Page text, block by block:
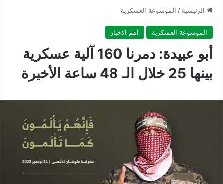
الرئيسية / الموسوعة العسكرية
الموسوعة العسكرية اهم الاخبار
أبو عبيدة: دمرنا 160 آلية عسكرية
بينها 25 خلال الـ 48 ساعة الأخيرة